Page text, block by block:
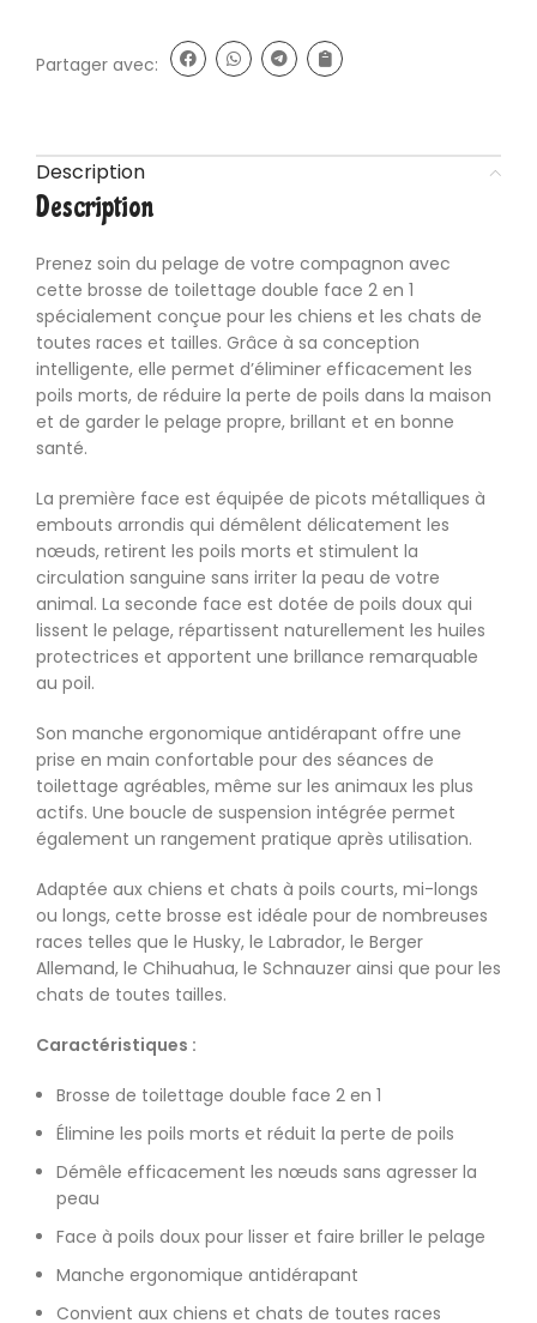
Partager avec:
Description
Description
Prenez soin du pelage de votre compagnon avec
cette brosse de toilettage double face 2 en 1
spécialement conçue pour les chiens et les chats de
toutes races et tailles. Grâce à sa conception
intelligente, elle permet d’éliminer efficacement les
poils morts, de réduire la perte de poils dans la maison
et de garder le pelage propre, brillant et en bonne
santé.
La première face est équipée de picots métalliques à
embouts arrondis qui démêlent délicatement les
nœuds, retirent les poils morts et stimulent la
circulation sanguine sans irriter la peau de votre
animal. La seconde face est dotée de poils doux qui
lissent le pelage, répartissent naturellement les huiles
protectrices et apportent une brillance remarquable
au poil.
Son manche ergonomique antidérapant offre une
prise en main confortable pour des séances de
toilettage agréables, même sur les animaux les plus
actifs. Une boucle de suspension intégrée permet
également un rangement pratique après utilisation.
Adaptée aux chiens et chats à poils courts, mi-longs
ou longs, cette brosse est idéale pour de nombreuses
races telles que le Husky, le Labrador, le Berger
Allemand, le Chihuahua, le Schnauzer ainsi que pour les
chats de toutes tailles.
Caractéristiques :
Brosse de toilettage double face 2 en 1
Élimine les poils morts et réduit la perte de poils
Démêle efficacement les nœuds sans agresser la
peau
Face à poils doux pour lisser et faire briller le pelage
Manche ergonomique antidérapant
Convient aux chiens et chats de toutes races